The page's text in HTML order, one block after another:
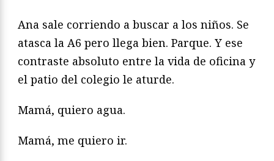
Ana sale corriendo a buscar a los niños. Se
atasca la A6 pero llega bien. Parque. Y ese
contraste absoluto entre la vida de oficina y
el patio del colegio le aturde.
Mamá, quiero agua.
Mamá, me quiero ir.